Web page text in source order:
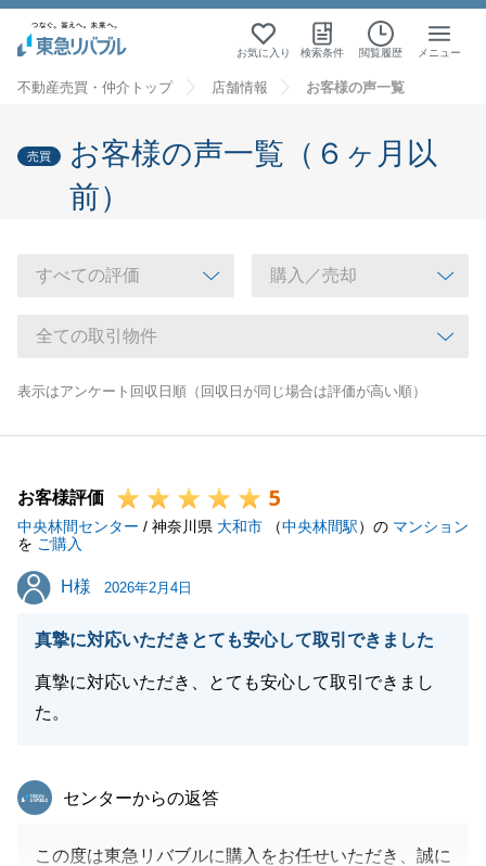
お気に入り 検索条件 閲覧履歴 メニュー
不動産売買・仲介トップ 店舗情報 お客様の声一覧
売買
お客様の声一覧（６ヶ月以
前）
表示はアンケート回収日順（回収日が同じ場合は評価が高い順）
お客様評価 5
中央林間センター / 神奈川県 大和市 （中央林間駅）の マンション
を ご購入
H様
H様 2026年2月4日
真摯に対応いただきとても安心して取引できました
真摯に対応いただき、とても安心して取引できまし
た。
東急リバブル
センターからの返答
この度は東急リバブルに購入をお任せいただき、誠に